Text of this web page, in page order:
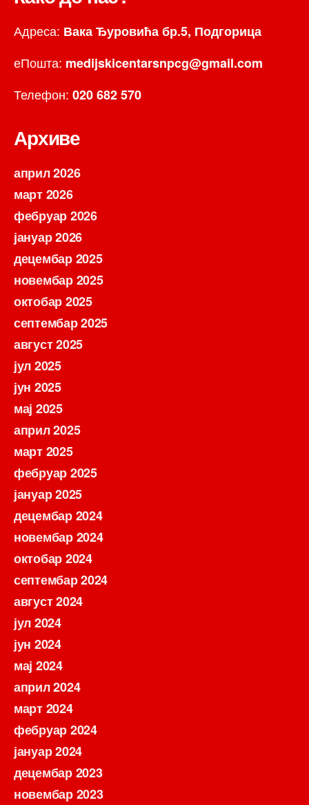
Адреса: Вака Ђуровића бр.5, Подгорица
еПошта: medijskicentarsnpcg@gmail.com
Телефон: 020 682 570
Архиве
април 2026
март 2026
фебруар 2026
јануар 2026
децембар 2025
новембар 2025
октобар 2025
септембар 2025
август 2025
јул 2025
јун 2025
мај 2025
април 2025
март 2025
фебруар 2025
јануар 2025
децембар 2024
новембар 2024
октобар 2024
септембар 2024
август 2024
јул 2024
јун 2024
мај 2024
април 2024
март 2024
фебруар 2024
јануар 2024
децембар 2023
новембар 2023